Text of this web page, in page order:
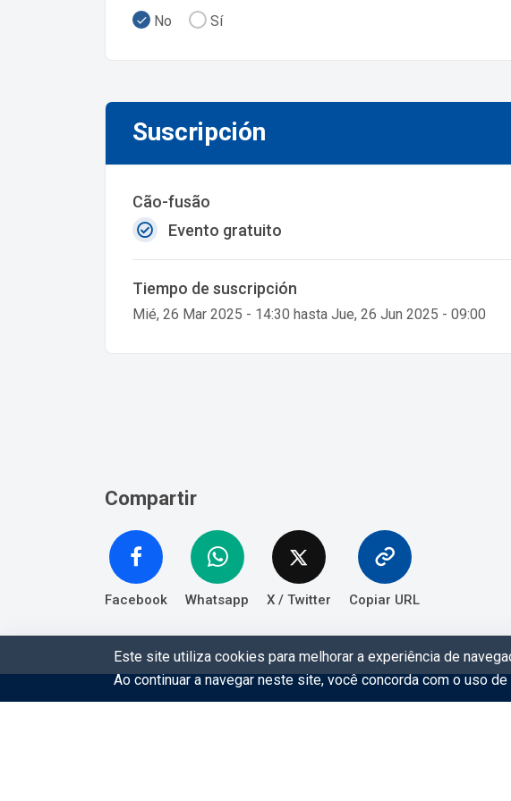
No Sí
Suscripción
Cão-fusão
Evento gratuito
Tiempo de suscripción
Mié, 26 Mar 2025 - 14:30 hasta Jue, 26 Jun 2025 - 09:00
Compartir
Facebook Whatsapp X / Twitter Copiar URL
Este site utiliza cookies para melhorar a experiência de
Ao continuar a navegar neste site, você concorda com o uso